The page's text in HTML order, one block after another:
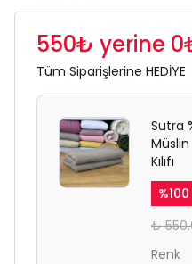
550₺ yerine
Tüm Siparişlerine HEDİYE
Sutra
Kılıfı
%100
₺
Renk